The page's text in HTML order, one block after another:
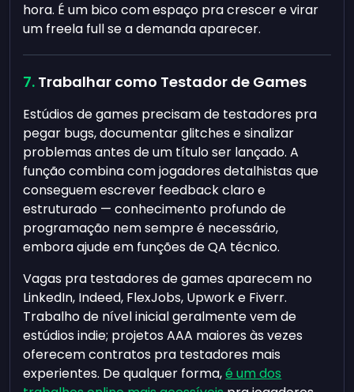
hora. É um bico com espaço pra crescer e virar
um freela full se a demanda aparecer.
Trabalhar como Testador de Games
Estúdios de games precisam de testadores pra
pegar bugs, documentar glitches e sinalizar
problemas antes de um título ser lançado. A
função combina com jogadores detalhistas que
conseguem escrever feedback claro e
estruturado — conhecimento profundo de
programação nem sempre é necessário,
embora ajude em funções de QA técnico.
Vagas pra testadores de games aparecem no
LinkedIn, Indeed, FlexJobs, Upwork e Fiverr.
Trabalho de nível inicial geralmente vem de
estúdios indie; projetos AAA maiores às vezes
oferecem contratos pra testadores mais
experientes. De qualquer forma,é um dos